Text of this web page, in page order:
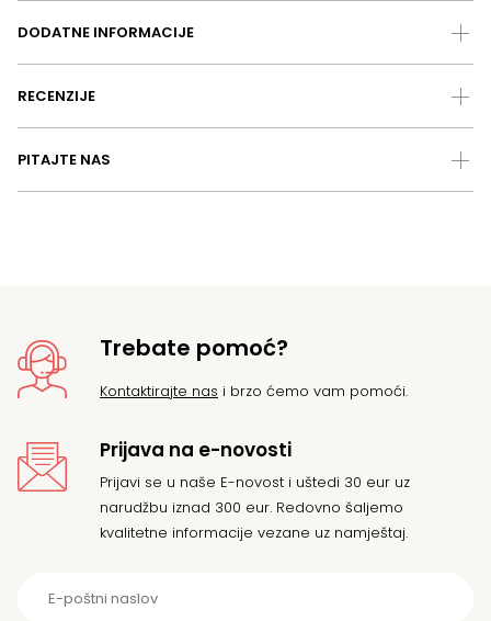
DODATNE INFORMACIJE
RECENZIJE
PITAJTE NAS
Trebate pomoć?
Kontaktirajte nas i brzo ćemo vam pomoći.
Prijava na e-novosti
Prijavi se u naše E-novost i uštedi 30 eur uz
narudžbu iznad 300 eur. Redovno šaljemo
kvalitetne informacije vezane uz namještaj.